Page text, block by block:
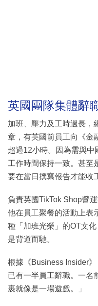
英國團隊集體辭
加班、壓力及工時過長，
章，有英國前員工向《金
超過12小時。因為需與中
工作時間保持一致。甚至
要在當日撰寫報告才能收
負責英國TikTok Shop營
他在員工聚餐的活動上表
種「加班光榮」的OT文
是背道而馳。
根據《Business Insider》
已有一半員工辭職。一名
裹就像是一場遊戲。」